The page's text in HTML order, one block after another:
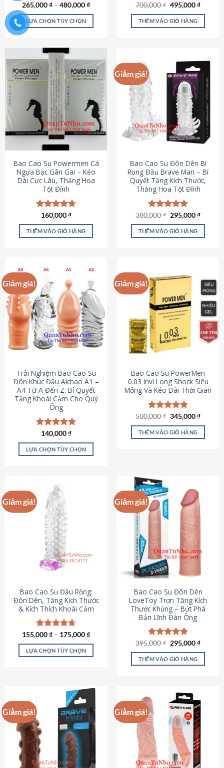
Được xếp
hạng4.87
5 sao
265,000₫ – 480,000₫
LỰA CHỌN TÙY CHỌN
này
có
nhiều
biến
thể.
Các
tùy
chọn
có
chọn
trên
trang
sản
phẩm
Được xếp
hạng4.83
5 sao
700,000₫ Giá
là:
700,000 ₫.
495,000₫Giá
tại
THÊM VÀO GIỎ HÀNG
Bao Cao Su Powermen Cá
Ngựa Bạc Gân Gai – Kéo
Dài Cực Lâu, Thăng Hoa
Tột Đỉnh
Được xếp
hạng4.73
5 sao
160,000₫
THÊM VÀO GIỎ HÀNG
Giảm giá!
Bao Cao Su Đôn Dên Bi
Rung Đầu Brave Man – Bí
Quyết Tăng Kích Thước,
Thăng Hoa Tột Đỉnh
Được xếp
hạng5.00
5 sao
380,000₫ Giá
là:
380,000 ₫.
295,000₫Giá
tại
THÊM VÀO GIỎ HÀNG
Giảm giá!
Trải Nghiệm Bao Cao Su
Đôn Khúc Đầu Aichao A1 –
A4 Từ A Đến Z: Bí Quyết
Tăng Khoái Cảm Cho Quý
Ông
Được xếp
hạng4.88
5 sao
140,000₫
LỰA CHỌN TÙY CHỌN
có
nhiều
biến
thể.
Các
tùy
chọn
có
chọn
trên
trang
sản
phẩm
Giảm giá!
Bao Cao Su PowerMen
0.03 Invi Long Shock Siêu
Mỏng Và Kéo Dài Thời Gian
Được xếp
hạng4.85
5 sao
500,000₫ Giá
là:
500,000 ₫.
345,000₫Giá
tại
THÊM VÀO GIỎ HÀNG
Giảm giá!
Bao Cao Su Đầu Rồng:
Đôn Dên, Tăng Kích Thước
& Kích Thích Khoái Cảm
Được xếp
hạng4.69
5 sao
155,000₫ – 175,000₫
LỰA CHỌN TÙY CHỌN
nhiều
biến
thể.
Các
tùy
chọn
Giảm giá!
Bao Cao Su Đôn Dên
LoveToy Trơn Tăng Kích
Thước Khủng – Bứt Phá
Bản Lĩnh Đàn Ông
Được xếp
hạng4.82
5 sao
395,000₫ Giá
là:
395,000 ₫.
295,000₫Giá
tại
THÊM VÀO GIỎ HÀNG
Giảm giá! Giảm giá!